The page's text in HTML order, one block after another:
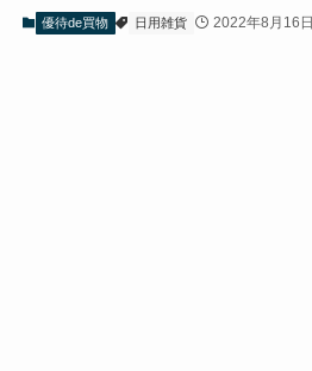
優待de買物 日用雑貨 2022年8月16日